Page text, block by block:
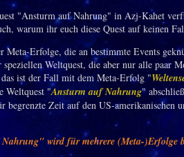
"Ansturm auf Nahrung" in Azj-Kahet
warum ihr euch diese Quest auf keinen
Erfolge, die an bestimmte Events
speziellen Weltquest, die aber nur alle paar
ist der Fall mit dem Meta-Erfolg "
Weltquest "Ansturm auf Nahrung"
Zeit auf den US-amerikanischen
wird für mehrere (Meta-)Erfolge